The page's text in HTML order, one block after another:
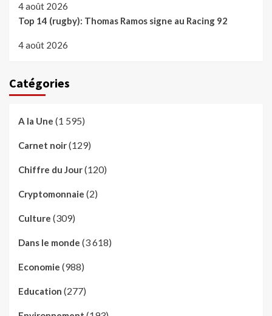
4 août 2026
Top 14 (rugby): Thomas Ramos signe au Racing 92
4 août 2026
Catégories
A la Une (1 595)
Carnet noir(129)
Chiffre du Jour(120)
Cryptomonnaie (2)
Culture (309)
Dans le monde (3 618)
Economie (988)
Education (277)